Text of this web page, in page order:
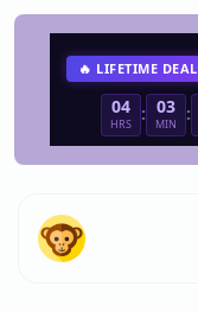
🔥 LIFETIME DEAL
04
HRS : 03
MIN :